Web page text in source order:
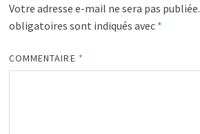
Votre adresse e-mail ne sera pas publiée.
obligatoires sont indiqués avec *
COMMENTAIRE *